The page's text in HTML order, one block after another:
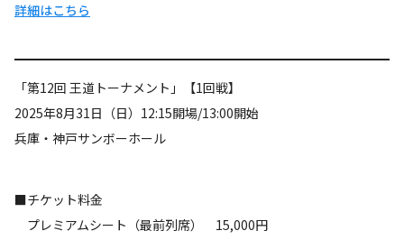
詳細はこちら
「第12回 王道トーナメント」【1回戦】
2025年8月31日（日）12:15開場/13:00開始
兵庫・神戸サンボーホール
■チケット料金
プレミアムシート（最前列席） 15,000円